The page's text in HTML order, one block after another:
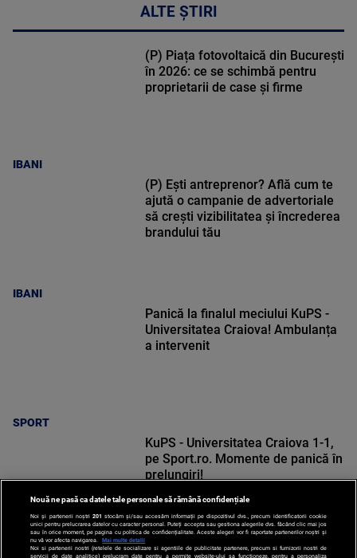
ALTE ȘTIRI
IBANI
(P) Piața fotovoltaică din București
în 2026: ce se schimbă pentru
proprietarii de case și firme
IBANI
(P) Ești antreprenor? Află cum te
ajută o campanie de advertoriale
să crești vizibilitatea și încrederea
brandului tău
SPORT
Panică la finalul meciului KuPS -
Universitatea Craiova! Ambulanța
a intervenit
SPORT
KuPS - Universitatea Craiova 1-1,
pe Sport.ro. Momente de panică în
prelungiri!
Nouă ne pasă ca datele tale personale să rămână confidențiale
Noi și partenerii noștri 201 stocăm și/sau accesăm informații pe dispozitivul dvs., precum identificatorii cookie
unici pentru prelucrarea datelor cu caracter personal. Puteți accepta sau gestiona alegerile dvs. făcând clic mai jos
sau în orice moment, pe pagina cu politica de confidențialitate. Aceste alegeri vor fi raportate partenerilor noștri și
nu vă vor afecta navigarea.
Mai multe detalii
Noi si partenerii nostri (retelele de socializare si agentiile de publicitate partenere, precum si furnizorii nostri de
servicii de date analitice) prelucram date pentru a permite website-ului sa functioneze, pentru a personaliza